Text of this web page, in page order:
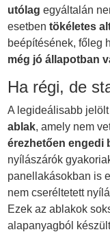
utólag egyáltalán
esetbentökéletes
beépítésének, főleg
még jó állapotban
Ha régi, de
A legideálisabb
ablak, amely nem
érezhetően engedi
nyílászárók
panellakásokban is
nem cseréltetett
Ezek az ablakok
alapanyagból